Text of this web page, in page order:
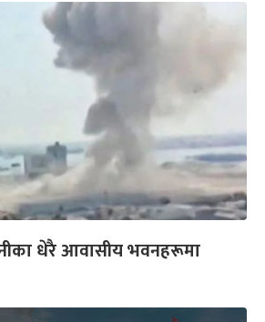
धेरै आवासीय भवनहरूमा